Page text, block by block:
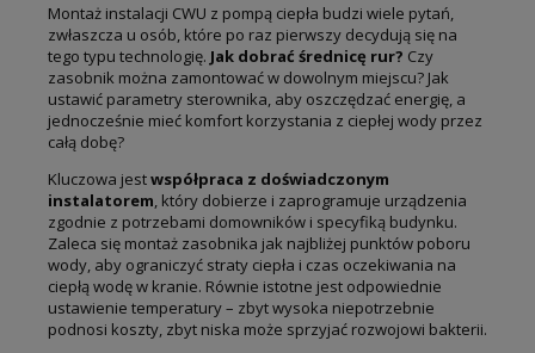
Montaż instalacji CWU z pompą ciepła budzi wiele pytań,
zwłaszcza u osób, które po raz pierwszy decydują się na
tego typu technologię. Jak dobrać średnicę rur? Czy
zasobnik można zamontować w dowolnym miejscu? Jak
ustawić parametry sterownika, aby oszczędzać energię, a
jednocześnie mieć komfort korzystania z ciepłej wody przez
całą dobę?
Kluczowa jestwspółpraca z doświadczonym
instalatorem, który dobierze i zaprogramuje urządzenia
zgodnie z potrzebami domowników i specyfiką budynku.
Zaleca się montaż zasobnika jak najbliżej punktów poboru
wody, aby ograniczyć straty ciepła i czas oczekiwania na
ciepłą wodę w kranie. Równie istotne jest odpowiednie
ustawienie temperatury – zbyt wysoka niepotrzebnie
podnosi koszty, zbyt niska może sprzyjać rozwojowi bakterii.